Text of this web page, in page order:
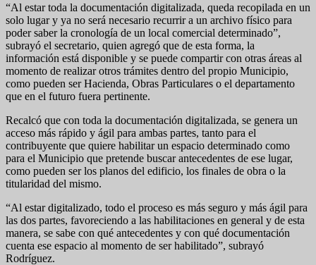
“Al estar toda la documentación digitalizada, queda recopilada en un
solo lugar y ya no será necesario recurrir a un archivo físico para
poder saber la cronología de un local comercial determinado”,
subrayó el secretario, quien agregó que de esta forma, la
información está disponible y se puede compartir con otras áreas al
momento de realizar otros trámites dentro del propio Municipio,
como pueden ser Hacienda, Obras Particulares o el departamento
que en el futuro fuera pertinente.
Recalcó que con toda la documentación digitalizada, se genera un
acceso más rápido y ágil para ambas partes, tanto para el
contribuyente que quiere habilitar un espacio determinado como
para el Municipio que pretende buscar antecedentes de ese lugar,
como pueden ser los planos del edificio, los finales de obra o la
titularidad del mismo.
“Al estar digitalizado, todo el proceso es más seguro y más ágil para
las dos partes, favoreciendo a las habilitaciones en general y de esta
manera, se sabe con qué antecedentes y con qué documentación
cuenta ese espacio al momento de ser habilitado”, subrayó
Rodríguez.